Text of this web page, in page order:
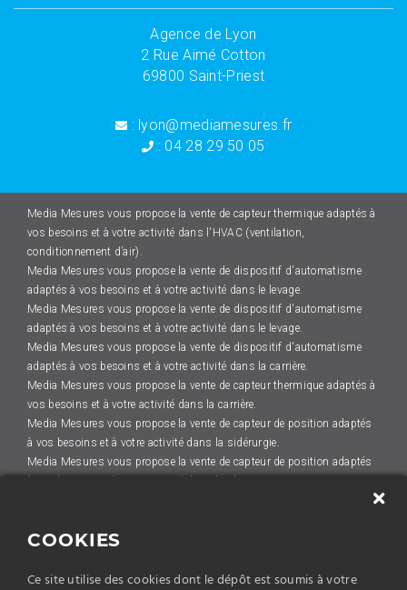
Agence de Lyon
2 Rue Aimé Cotton
69800 Saint-Priest
: lyon@mediamesures.fr
: 04 28 29 50 05
Media Mesures vous propose la vente de capteur thermique adaptés à
vos besoins et à votre activité dans l'HVAC (ventilation,
conditionnement d’air).
Media Mesures vous propose la vente de dispositif d'automatisme
adaptés à vos besoins et à votre activité dans le levage.
Media Mesures vous propose la vente de dispositif d'automatisme
adaptés à vos besoins et à votre activité dans le levage.
Media Mesures vous propose la vente de dispositif d'automatisme
adaptés à vos besoins et à votre activité dans la carrière.
Media Mesures vous propose la vente de capteur thermique adaptés à
vos besoins et à votre activité dans la carrière.
Media Mesures vous propose la vente de capteur de position adaptés
à vos besoins et à votre activité dans la sidérurgie.
Media Mesures vous propose la vente de capteur de position adaptés
Media Mesures vous propose la vente de dispositif d'automatisme
conditionnement d’air).
COOKIES
Ce site utilise des cookies dont le dépôt est soumis à votre